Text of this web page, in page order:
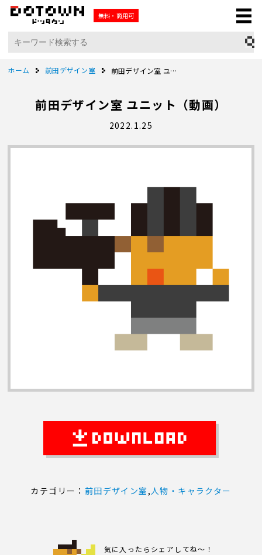
無料・商用可
ホーム 前田デザイン室 前田デザイン室 ユニット（動画）
前田デザイン室 ユニット（動画）
2022.1.25
カテゴリー： 前田デザイン室 ,人物・キャラクター
気に入ったらシェアしてね～！